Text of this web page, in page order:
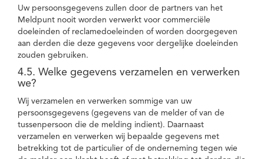
Uw persoonsgegevens zullen door de partners van het
Meldpunt nooit worden verwerkt voor commerciële
doeleinden of reclamedoeleinden of worden doorgegeven
aan derden die deze gegevens voor dergelijke doeleinden
zouden gebruiken.
4.5. Welke gegevens verzamelen en verwerken
we?
Wij verzamelen en verwerken sommige van uw
persoonsgegevens (gegevens van de melder of van de
tussenpersoon die de melding indient). Daarnaast
verzamelen en verwerken wij bepaalde gegevens met
betrekking tot de particulier of de onderneming tegen wie